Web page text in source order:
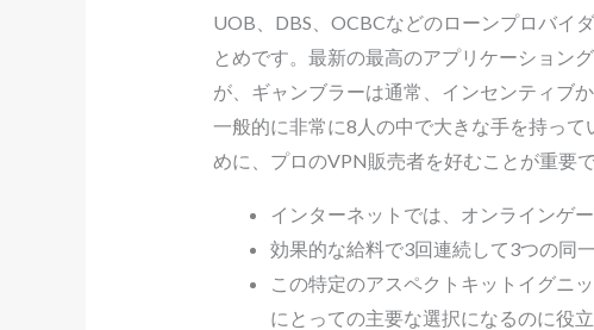
UOB、DBS、OCBCなどのローンプロバイ
とめです。最新の最高のアプリケーション
が、ギャンブラーは通常、インセンティブ
一般的に非常に8人の中で大きな手を持っ
めに、プロのVPN販売者を好むことが重要で
インターネットでは、オンラインゲ
効果的な給料で3回連続して3つの同
この特定のアスペクトキットイグニ
にとっての主要な選択になるのに役